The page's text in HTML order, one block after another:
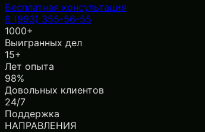
Бесплатная консультация
8 (993) 355-56-55
1000+
Выигранных дел
15+
Лет опыта
98%
Довольных клиентов
24/7
Поддержка
НАПРАВЛЕНИЯ